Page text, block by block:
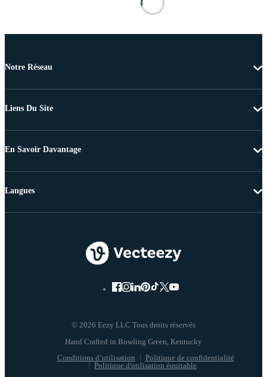
Notre Réseau
Liens Du Site
En Savoir Davantage
© 2026 Eezy LLC Tous droits réservés
Conditions d’utilisation
Politique de confidentialité
Politique d'utilisation équitable
Langues